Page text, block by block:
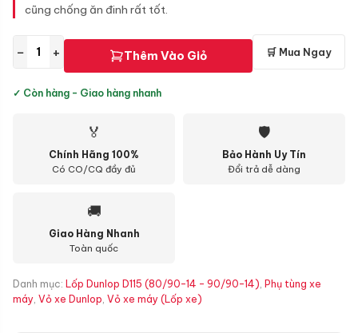
cũng chống ăn đinh rất tốt.
− + Thêm Vào Giỏ 🛒 Mua Ngay
✓ Còn hàng - Giao hàng nhanh
🏅
Chính Hãng 100%
Có CO/CQ đầy đủ
🛡
Bảo Hành Uy Tín
Đổi trả dễ dàng
🚚
Giao Hàng Nhanh
Toàn quốc
Danh mục: Lốp Dunlop D115 (80/90-14 - 90/90-14), Phụ tùng xe
máy, Vỏ xe Dunlop, Vỏ xe máy (Lốp xe)